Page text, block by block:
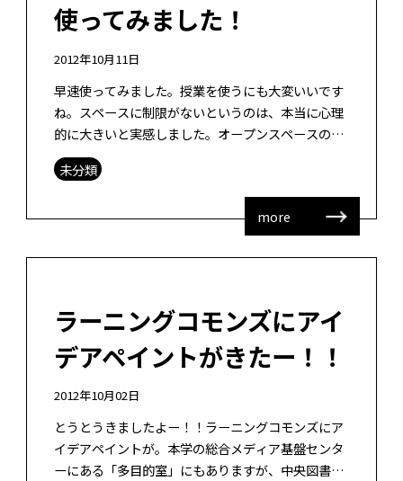
使ってみました！
2012年10月11日
早速使ってみました。授業を使うにも大変いいです
ね。スペースに制限がないというのは、本当に心理
的に大きいと実感しました。オープンスペースの効
果との交互作用という可能性もありますが。 もっと
よい使い方があると思います。一度、 […]
未分類
more
ラーニングコモンズにアイ
デアペイントがきたー！！
2012年10月02日
とうとうきましたよー！！ラーニングコモンズにア
イデアペイントが。本学の総合メディア基盤センタ
ーにある「多目的室」にもありますが、中央図書館